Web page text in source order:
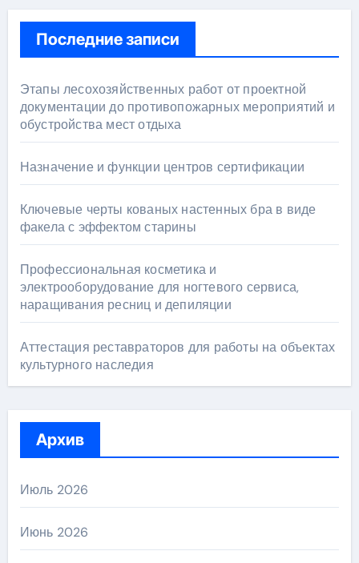
Последние записи
Этапы лесохозяйственных работ от проектной
документации до противопожарных мероприятий и
обустройства мест отдыха
Назначение и функции центров сертификации
Ключевые черты кованых настенных бра в виде
факела с эффектом старины
Профессиональная косметика и
электрооборудование для ногтевого сервиса,
наращивания ресниц и депиляции
Аттестация реставраторов для работы на объектах
культурного наследия
Архив
Июль 2026
Июнь 2026